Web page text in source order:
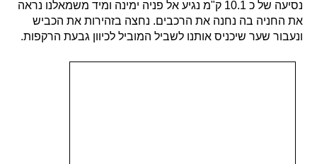
נסיעה של כ 10.1 ק"מ נגיע אל פניה ימינה ומיד משמאלנו נראה
את החניה בה נחנה את הרכבים. נחצה בזהירות את הכביש
ונעבור שער שיכניס אותנו לשביל המוביל לכיוון גבעת הרקפות.